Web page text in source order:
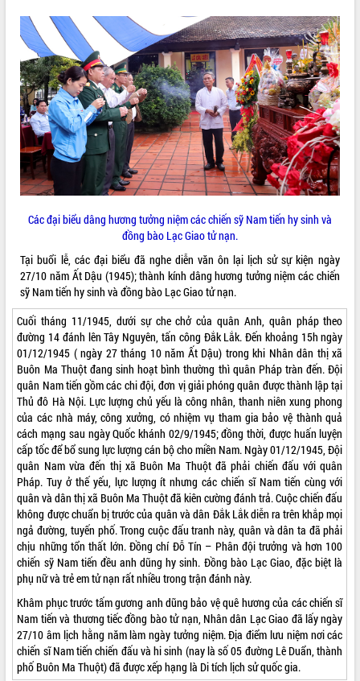
VIDEO
Lễ truy tặng danh hiệu “Bà Mẹ Việt
Nam Anh hùng” và trao Huân chương
Lao động
UBND tỉnh Đắk Lắk triển khai nhiệm
vụ 6 tháng cuối năm 2026
Kỳ họp thứ Hai, Hội đồng nhân dân
tỉnh khóa XI quyết nghị nhiều nội dung
quan trọng
Bí thư Tỉnh ủy Lương Nguyễn Minh
Triết thăm, tặng quà người có công với
cách mạng
Rà soát, hoàn thiện hệ thống thiết chế
văn hóa, thể thao đáp ứng yêu cầu
phát triển mới
Thường trực HĐND tỉnh Đắk Lắk gặp
mặt Đoàn chuyên gia y tế TP. Hồ Chí
Minh
Lễ truy điệu và an táng hài cốt liệt sĩ
ALBUM ẢNH
LIÊN KẾT WEB
Các đại biểu dâng hương tưởng niệm các chiến sỹ Nam tiến hy sinh và
đồng bào Lạc Giao tử nạn.
Tại buổi lễ, các đại biểu đã nghe diễn văn ôn lại lịch sử sự kiện ngày
27/10 năm Ất Dậu (1945); thành kính dâng hương tưởng niệm các chiến
sỹ Nam tiến hy sinh và đồng bào Lạc Giao tử nạn.
Cuối tháng 11/1945, dưới sự che chở của quân Anh, quân pháp theo
đường 14 đánh lên Tây Nguyên, tấn công Đắk Lắk. Đến khoảng 15h ngày
01/12/1945 ( ngày 27 tháng 10 năm Ất Dậu) trong khi Nhân dân thị xã
Buôn Ma Thuột đang sinh hoạt bình thường thì quân Pháp tràn đến. Đội
quân Nam tiến gồm các chi đội, đơn vị giải phóng quân được thành lập tại
Thủ đô Hà Nội. Lực lượng chủ yếu là công nhân, thanh niên xung phong
của các nhà máy, công xưởng, có nhiệm vụ tham gia bảo vệ thành quả
cách mạng sau ngày Quốc khánh 02/9/1945; đồng thời, được huấn luyện
cấp tốc để bổ sung lực lượng cán bộ cho miền Nam. Ngày 01/12/1945, Đội
quân Nam vừa đến thị xã Buôn Ma Thuột đã phải chiến đấu với quân
Pháp. Tuy ở thế yếu, lực lượng ít nhưng các chiến sĩ Nam tiến cùng với
quân và dân thị xã Buôn Ma Thuột đã kiên cường đánh trả. Cuộc chiến đấu
không được chuẩn bị trước của quân và dân Đắk Lắk diễn ra trên khắp mọi
ngả đường, tuyến phố. Trong cuộc đấu tranh này, quân và dân ta đã phải
chịu những tổn thất lớn. Đồng chí Đỗ Tín – Phân đội trưởng và hơn 100
chiến sỹ Nam tiến đều anh dũng hy sinh. Đồng bào Lạc Giao, đặc biệt là
phụ nữ và trẻ em tử nạn rất nhiều trong trận đánh này.
Khâm phục trước tấm gương anh dũng bảo vệ quê hương của các chiến sĩ
Nam tiến và thương tiếc đồng bào tử nạn, Nhân dân Lạc Giao đã lấy ngày
27/10 âm lịch hằng năm làm ngày tưởng niệm. Địa điểm lưu niệm nơi các
chiến sĩ Nam tiến chiến đấu và hi sinh (nay là số 05 đường Lê Duẩn, thành
phố Buôn Ma Thuột) đã được xếp hạng là Di tích lịch sử quốc gia.